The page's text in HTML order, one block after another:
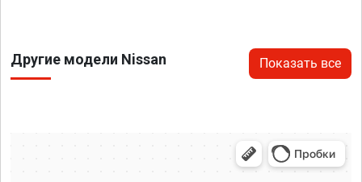
Другие модели Nissan Показать все